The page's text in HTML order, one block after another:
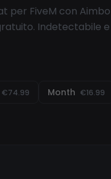
per FiveM con
Indetectabile e
€74.99 Month €16.99